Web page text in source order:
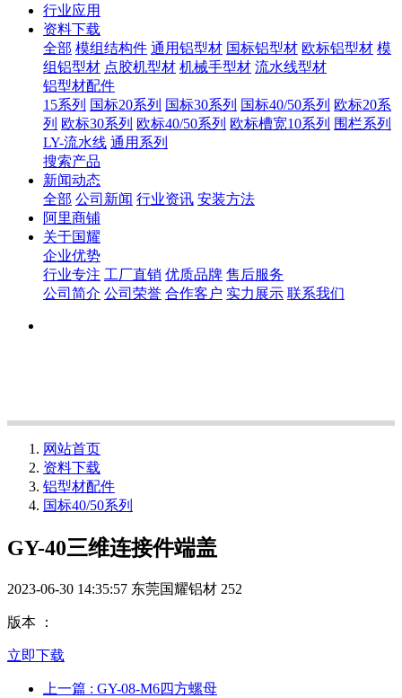
行业应用
资料下载
全部 模组结构件 通用铝型材 国标铝型材 欧标铝型材 模
组铝型材 点胶机型材 机械手型材 流水线型材
铝型材配件
15系列 国标20系列 国标30系列 国标40/50系列 欧标20系
列 欧标30系列 欧标40/50系列 欧标槽宽10系列 围栏系列
LY-流水线 通用系列
搜索产品
新闻动态
全部 公司新闻 行业资讯 安装方法
阿里商铺
关于国耀
企业优势
行业专注 工厂直销 优质品牌 售后服务
公司简介 公司荣誉 合作客户 实力展示 联系我们
网站首页
资料下载
铝型材配件
国标40/50系列
GY-40三维连接件端盖
2023-06-30 14:35:57 东莞国耀铝材 252
版本 ：
立即下载
上一篇 : GY-08-M6四方螺母